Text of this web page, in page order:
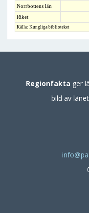
Norrbottens län
Riket
Källa: Kungliga biblioteket
Regionfakta ger
bild av